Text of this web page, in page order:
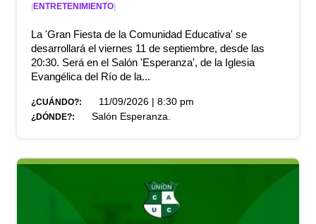
ENTRETENIMIENTO
La 'Gran Fiesta de la Comunidad Educativa' se
desarrollará el viernes 11 de septiembre, desde las
20:30. Será en el Salón 'Esperanza', de la Iglesia
Evangélica del Río de la...
¿CUÁNDO?: 11/09/2026 | 8:30 pm
¿DÓNDE?: Salón Esperanza.